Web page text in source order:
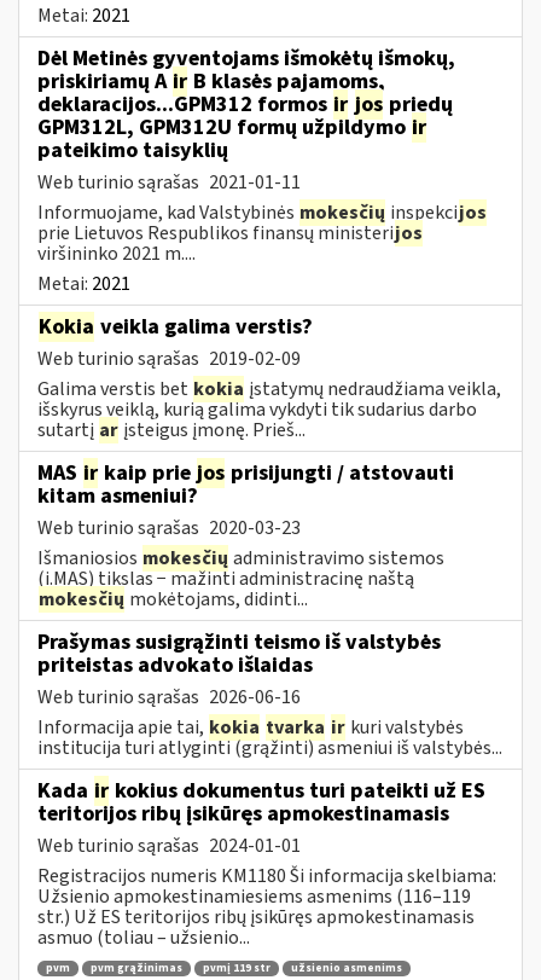
Metai: 2021
Dėl Metinės gyventojams išmokėtų išmokų,
priskiriamų A ir B klasės pajamoms,
deklaracijos...GPM312 formos ir jos priedų
GPM312L, GPM312U formų užpildymo ir
pateikimo taisyklių
Web turinio sąrašas 2021-01-11
Informuojame, kad Valstybinės mokesčių inspekcijos
prie Lietuvos Respublikos finansų ministerijos
viršininko 2021 m....
Metai: 2021
Kokia veikla galima verstis?
Web turinio sąrašas 2019-02-09
Galima verstis bet kokia įstatymų nedraudžiama veikla,
išskyrus veiklą, kurią galima vykdyti tik sudarius darbo
sutartį ar įsteigus įmonę. Prieš...
MAS ir kaip prie jos prisijungti / atstovauti
kitam asmeniui?
Web turinio sąrašas 2020-03-23
Išmaniosios mokesčių administravimo sistemos
(i.MAS) tikslas − mažinti administracinę naštą
mokesčių mokėtojams, didinti...
Prašymas susigrąžinti teismo iš valstybės
priteistas advokato išlaidas
Web turinio sąrašas 2026-06-16
Informacija apie tai, kokia tvarka ir kuri valstybės
institucija turi atlyginti (grąžinti) asmeniui iš valstybės...
Kada ir kokius dokumentus turi pateikti už ES
teritorijos ribų įsikūręs apmokestinamasis
Web turinio sąrašas 2024-01-01
Registracijos numeris KM1180 Ši informacija skelbiama:
Užsienio apmokestinamiesiems asmenims (116–119
str.) Už ES teritorijos ribų įsikūręs apmokestinamasis
asmuo (toliau – užsienio...
pvm pvm grąžinimas pvmį 119 str
užsienio asmenims